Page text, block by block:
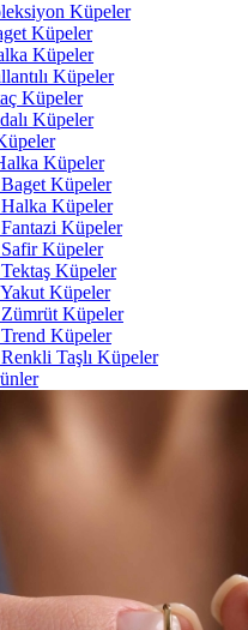
Küpeler
Küpeler
Küpeler
Küpeler
Küpeler
Küpeler
Küpeler
Baget Küpeler
Halka Küpeler
Fantazi Küpeler
Safir Küpeler
Tektaş Küpeler
Yakut Küpeler
Zümrüt Küpeler
Trend Küpeler
Renkli Taşlı Küpeler